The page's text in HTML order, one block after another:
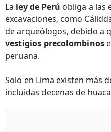
La ley de Perú obliga a las
excavaciones, como
de arqueólogos, debido a
vestigios precolombinos
peruana.
Solo en Lima existen más
incluidas decenas de